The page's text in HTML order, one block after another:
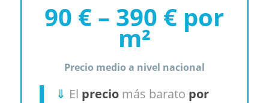
90 € – 390 € por
m²
Precio medio a nivel nacional
⇓ El preciomás barato por